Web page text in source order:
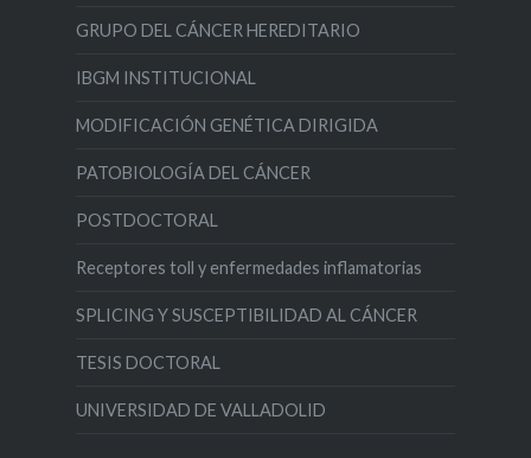
GRUPO DEL CÁNCER HEREDITARIO
IBGM INSTITUCIONAL
MODIFICACIÓN GENÉTICA DIRIGIDA
PATOBIOLOGÍA DEL CÁNCER
POSTDOCTORAL
Receptores toll y enfermedades inflamatorias
SPLICING Y SUSCEPTIBILIDAD AL CÁNCER
TESIS DOCTORAL
UNIVERSIDAD DE VALLADOLID